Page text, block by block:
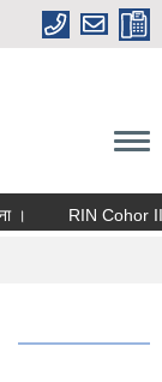
RIN Cohor III